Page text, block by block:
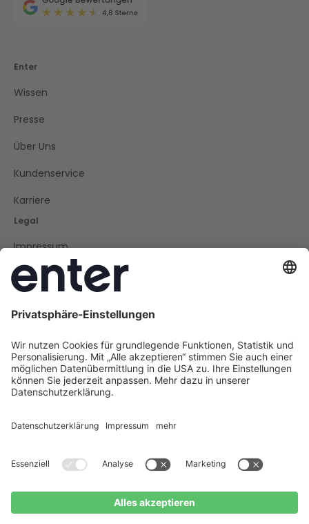
Enter
Wissen
Presse
Über Uns
Kundenservice
Karriere
Legal
Impressum
Datenschutz
Barrierefreiheit
Social
Instagram
LinkedIn